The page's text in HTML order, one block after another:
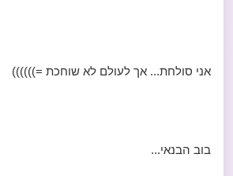
אני סולחת... אך לעולם לא שוחכת =))))))
בוב הבנאי...